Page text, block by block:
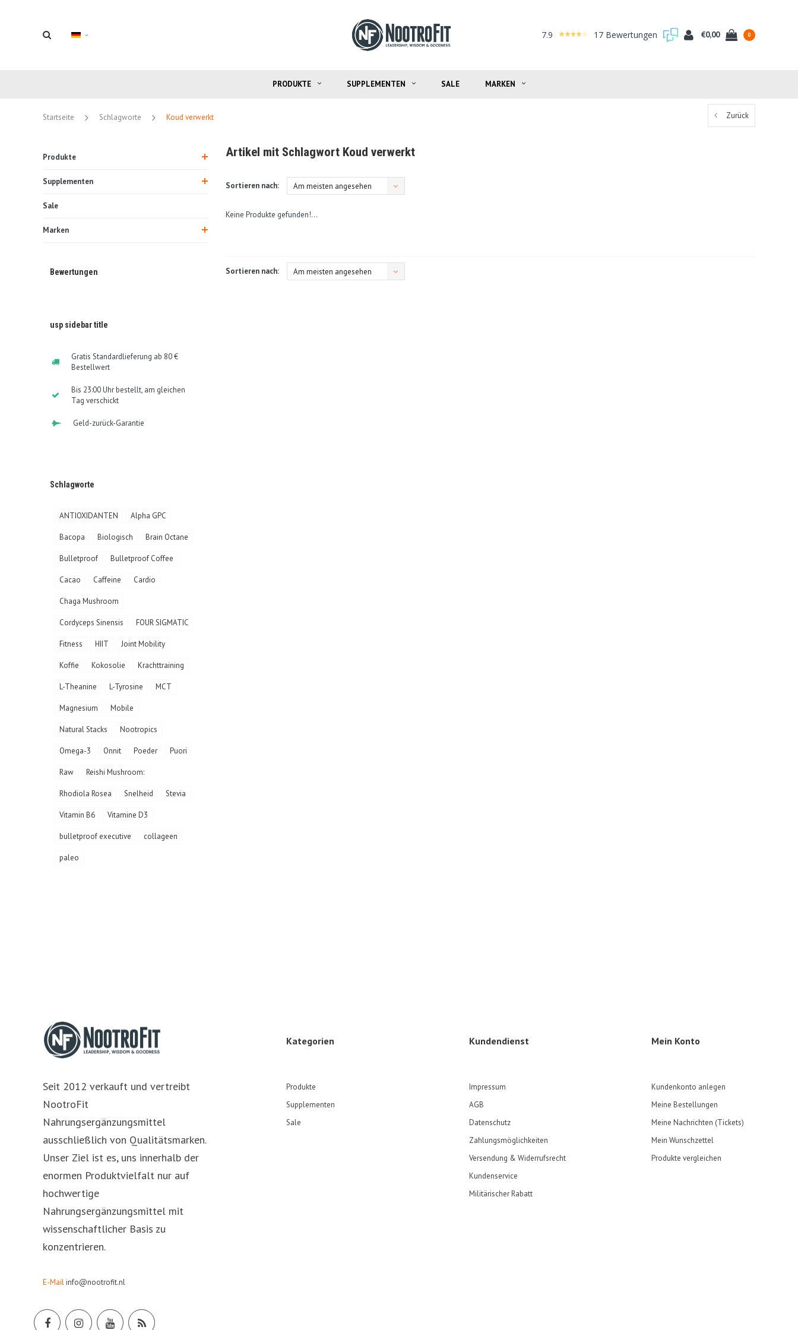
7.9 17 Bewertungen €0,00 0
PRODUKTE SUPPLEMENTEN SALE MARKEN
Startseite Schlagworte Koud verwerkt Zurück
Produkte
Supplementen
Sale
Marken
Bewertungen
usp sidebar title
Gratis Standardlieferung ab 80 €
Bestellwert
Bis 23:00 Uhr bestellt, am gleichen
Tag verschickt
Geld-zurück-Garantie
Schlagworte
ANTIOXIDANTEN Alpha GPC
Bacopa Biologisch Brain Octane
Bulletproof Bulletproof Coffee
Cacao Caffeine Cardio
Chaga Mushroom
Cordyceps Sinensis FOUR SIGMATIC
Fitness HIIT Joint Mobility
Koffie Kokosolie Krachttraining
L-Theanine L-Tyrosine MCT
Magnesium Mobile
Natural Stacks Nootropics
Omega-3 Onnit Poeder Puori
Raw Reishi Mushroom:
Rhodiola Rosea Snelheid Stevia
Vitamin B6 Vitamine D3
bulletproof executive collageen
paleo
Artikel mit Schlagwort Koud verwerkt
Sortieren nach: Am meisten angesehen
Keine Produkte gefunden!...
Sortieren nach: Am meisten angesehen
Seit 2012 verkauft und vertreibt
NootroFit
Nahrungsergänzungsmittel
ausschließlich von Qualitätsmarken.
Unser Ziel ist es, uns innerhalb der
enormen Produktvielfalt nur auf
hochwertige
Nahrungsergänzungsmittel mit
wissenschaftlicher Basis zu
konzentrieren.
E-Mailinfo@nootrofit.nl
Kategorien
Produkte
Supplementen
Sale
Kundendienst
Impressum
AGB
Datenschutz
Zahlungsmöglichkeiten
Versendung & Widerrufsrecht
Kundenservice
Militärischer Rabatt
Mein Konto
Kundenkonto anlegen
Meine Bestellungen
Meine Nachrichten (Tickets)
Mein Wunschzettel
Produkte vergleichen